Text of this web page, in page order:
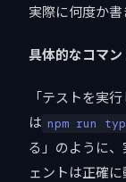
実際に何度か書
具体的なコマン
「テストを実
は npm run
る」のように
ェントは正確に